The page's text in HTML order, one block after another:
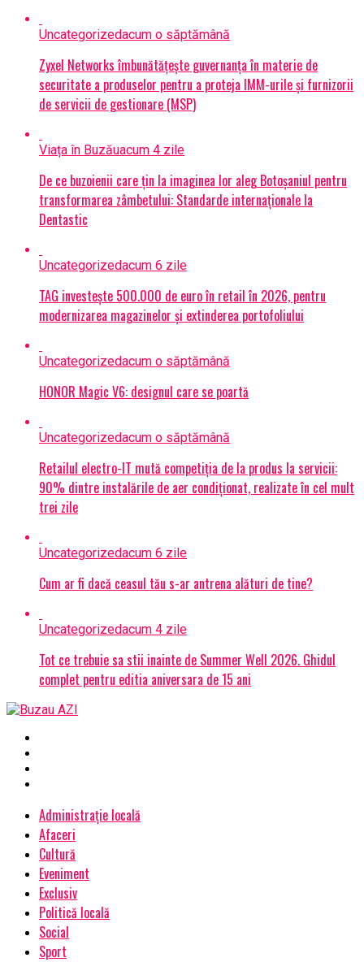
Uncategorizedacum o săptămână
Zyxel Networks îmbunătățește guvernanța în materie de
securitate a produselor pentru a proteja IMM-urile și furnizorii
de servicii de gestionare (MSP)
Viața în Buzăuacum 4 zile
De ce buzoienii care țin la imaginea lor aleg Botoșaniul pentru
transformarea zâmbetului: Standarde internaționale la
Dentastic
Uncategorizedacum 6 zile
TAG investește 500.000 de euro în retail în 2026, pentru
modernizarea magazinelor și extinderea portofoliului
Uncategorizedacum o săptămână
HONOR Magic V6: designul care se poartă
Uncategorizedacum o săptămână
Retailul electro-IT mută competiția de la produs la servicii:
90% dintre instalările de aer condiționat, realizate în cel mult
trei zile
Uncategorizedacum 6 zile
Cum ar fi dacă ceasul tău s-ar antrena alături de tine?
Uncategorizedacum 4 zile
Tot ce trebuie sa stii inainte de Summer Well 2026. Ghidul
complet pentru editia aniversara de 15 ani
Administrație locală
Afaceri
Cultură
Eveniment
Exclusiv
Politică locală
Social
Sport